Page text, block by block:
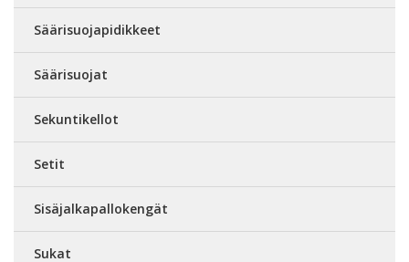
Säärisuojapidikkeet
Säärisuojat
Sekuntikellot
Setit
Sisäjalkapallokengät
Sukat